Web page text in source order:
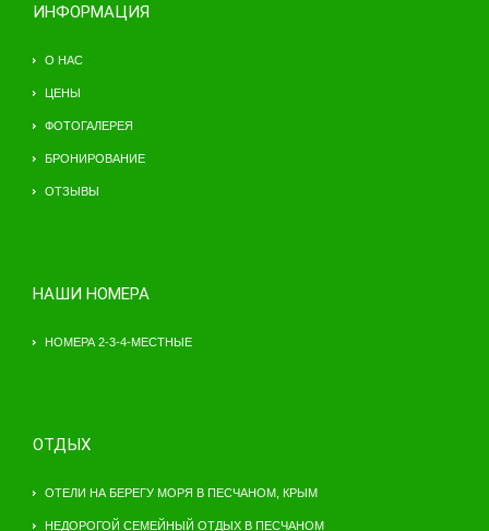
ИНФОРМАЦИЯ
О НАС
ЦЕНЫ
ФОТОГАЛЕРЕЯ
БРОНИРОВАНИЕ
ОТЗЫВЫ
НАШИ НОМЕРА
НОМЕРА 2-3-4-МЕСТНЫЕ
ОТДЫХ
ОТЕЛИ НА БЕРЕГУ МОРЯ В ПЕСЧАНОМ, КРЫМ
НЕДОРОГОЙ СЕМЕЙНЫЙ ОТДЫХ В ПЕСЧАНОМ